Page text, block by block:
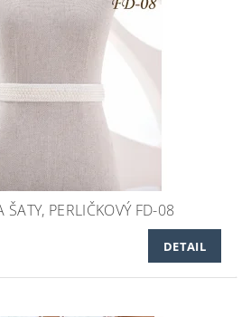
ŠATY, PERLIČKOVÝ FD-08
DETAIL